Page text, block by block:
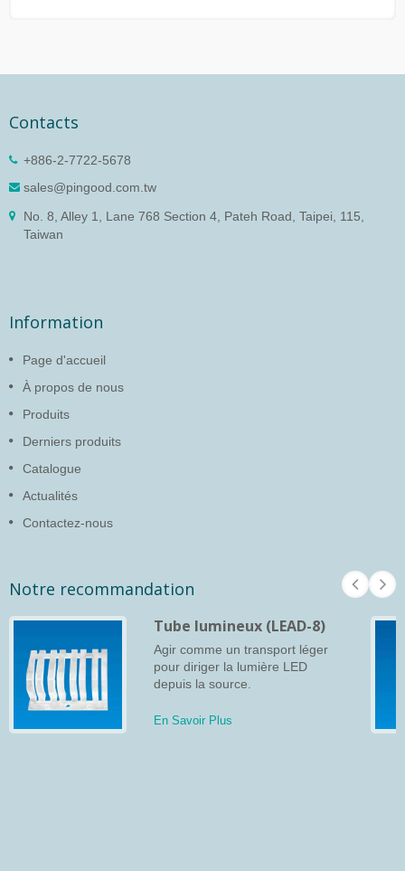
Contacts
+886-2-7722-5678
sales@pingood.com.tw
No. 8, Alley 1, Lane 768 Section 4, Pateh Road, Taipei, 115,
Taiwan
Information
Page d'accueil
À propos de nous
Produits
Derniers produits
Catalogue
Actualités
Contactez-nous
Notre recommandation
Tube lumineux (LEAD-8)
Agir comme un transport léger
pour diriger la lumière LED
depuis la source.
En Savoir Plus